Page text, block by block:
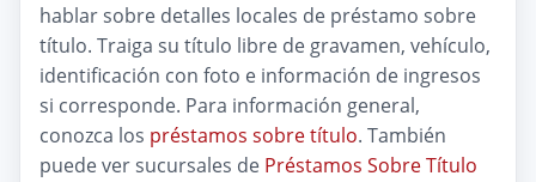
hablar sobre detalles locales de préstamo sobre
título. Traiga su título libre de gravamen, vehículo,
identificación con foto e información de ingresos
si corresponde. Para información general,
conozca los préstamos sobre título. También
puede ver sucursales de Préstamos Sobre Título